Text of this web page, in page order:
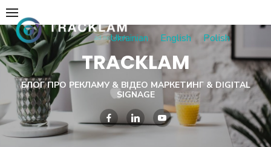
Skip
to
content
TRACKLAM
БЛОГ ПРО РЕКЛАМУ & ВІДЕО МАРКЕТИНГ & DIGITAL
SIGNAGE
Ukrainian English Polish